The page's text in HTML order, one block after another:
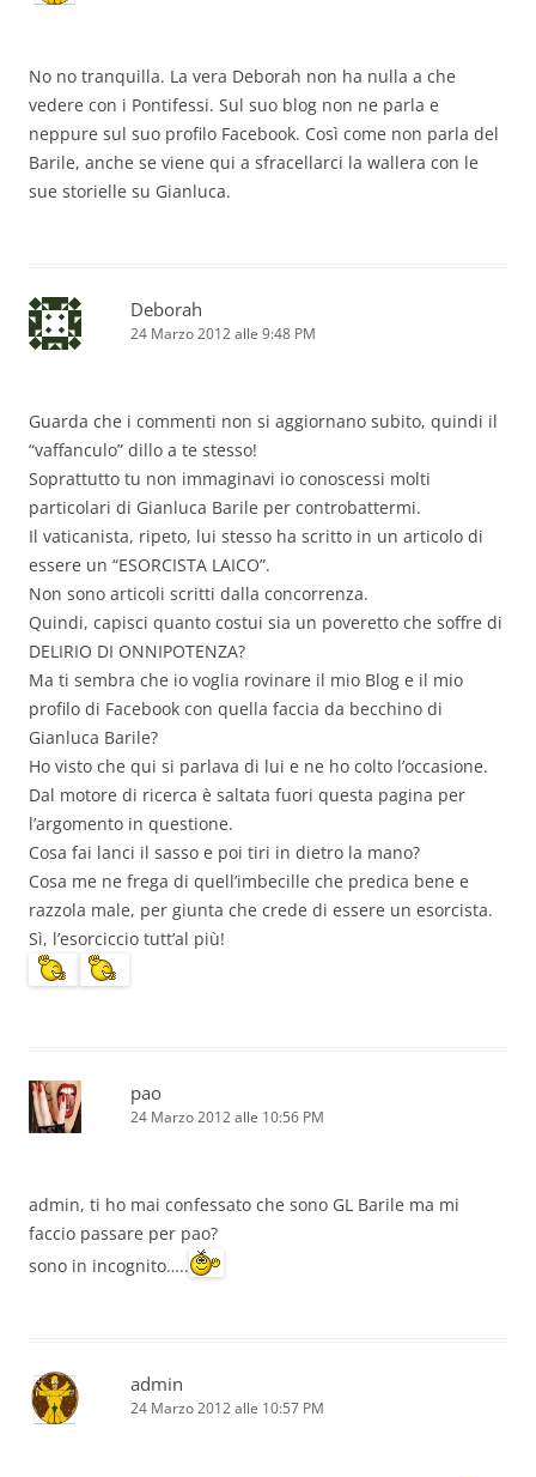
No no tranquilla. La vera Deborah non ha nulla a che
vedere con i Pontifessi. Sul suo blog non ne parla e
neppure sul suo profilo Facebook. Così come non parla del
Barile, anche se viene qui a sfracellarci la wallera con le
sue storielle su Gianluca.
Deborah
24 Marzo 2012 alle 9:48 PM
Guarda che i commenti non si aggiornano subito, quindi il
“vaffanculo” dillo a te stesso!
Soprattutto tu non immaginavi io conoscessi molti
particolari di Gianluca Barile per controbattermi.
Il vaticanista, ripeto, lui stesso ha scritto in un articolo di
essere un “ESORCISTA LAICO”.
Non sono articoli scritti dalla concorrenza.
Quindi, capisci quanto costui sia un poveretto che soffre di
DELIRIO DI ONNIPOTENZA?
Ma ti sembra che io voglia rovinare il mio Blog e il mio
profilo di Facebook con quella faccia da becchino di
Gianluca Barile?
Ho visto che qui si parlava di lui e ne ho colto l’occasione.
Dal motore di ricerca è saltata fuori questa pagina per
l’argomento in questione.
Cosa fai lanci il sasso e poi tiri in dietro la mano?
Cosa me ne frega di quell’imbecille che predica bene e
razzola male, per giunta che crede di essere un esorcista.
Sì, l’esorciccio tutt’al più!
pao
24 Marzo 2012 alle 10:56 PM
admin, ti ho mai confessato che sono GL Barile ma mi
faccio passare per pao?
sono in incognito…..
admin
24 Marzo 2012 alle 10:57 PM